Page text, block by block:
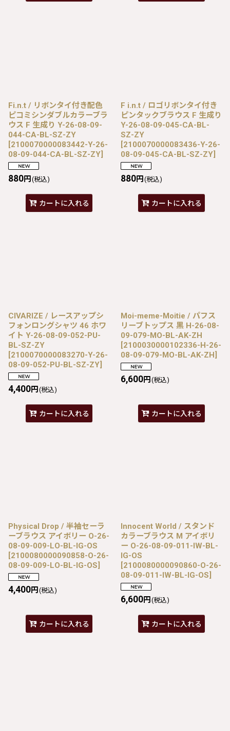
Fi.n.t / リボンタイ付き配色
ピコミシンダブルカラーブラ
ウス F 生成り Y-26-08-09-
044-CA-BL-SZ-ZY
[2100070000083442-Y-26-
08-09-044-CA-BL-SZ-ZY]
880円 (税込)
カートに入れる
F i.n.t / ロゴリボンタイ付き
ピンタックブラウス F 生成り
Y-26-08-09-045-CA-BL-
SZ-ZY
[2100070000083436-Y-26-
08-09-045-CA-BL-SZ-ZY]
880円 (税込)
カートに入れる
CIVARIZE / レースアップシ
フォンロングシャツ 46 ホワ
イト Y-26-08-09-052-PU-
BL-SZ-ZY
[2100070000083270-Y-26-
08-09-052-PU-BL-SZ-ZY]
4,400円 (税込)
カートに入れる
Moi-meme-Moitie / パフス
リーブトップス 黒 H-26-08-
09-079-MO-BL-AK-ZH
[2100030000102336-H-26-
08-09-079-MO-BL-AK-ZH]
6,600円 (税込)
カートに入れる
Physical Drop / 半袖セーラ
ーブラウス アイボリー O-26-
08-09-009-LO-BL-IG-OS
[2100080000090858-O-26-
08-09-009-LO-BL-IG-OS]
4,400円 (税込)
カートに入れる
Innocent World / スタンド
カラーブラウス M アイボリ
ー O-26-08-09-011-IW-BL-
IG-OS
[2100080000090860-O-26-
08-09-011-IW-BL-IG-OS]
6,600円 (税込)
カートに入れる